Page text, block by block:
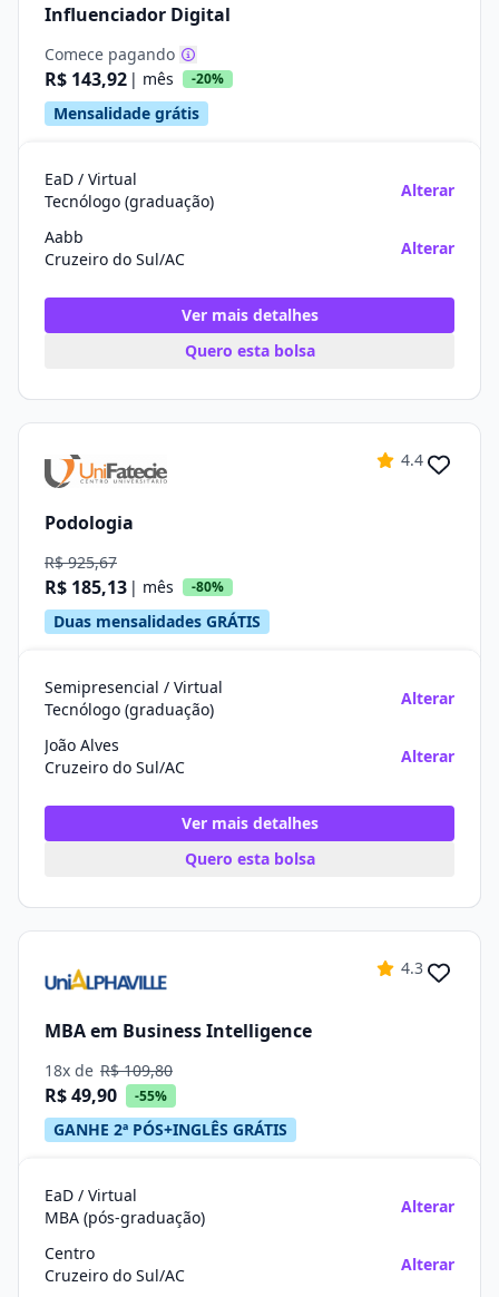
Influenciador Digital
Comece pagando
R$ 143,92 | mês -20%
Mensalidade grátis
EaD / Virtual
Tecnólogo (graduação)
Alterar
Aabb
Cruzeiro do Sul/AC
Alterar
Ver mais detalhes
Quero esta bolsa
4.4
Podologia
R$ 925,67
R$ 185,13 | mês -80%
Duas mensalidades GRÁTIS
Semipresencial / Virtual
Tecnólogo (graduação)
Alterar
João Alves
Cruzeiro do Sul/AC
Alterar
Ver mais detalhes
Quero esta bolsa
4.3
MBA em Business Intelligence
18x de R$ 109,80
R$ 49,90 -55%
GANHE 2ª PÓS+INGLÊS GRÁTIS
EaD / Virtual
MBA (pós-graduação)
Alterar
Centro
Cruzeiro do Sul/AC
Alterar